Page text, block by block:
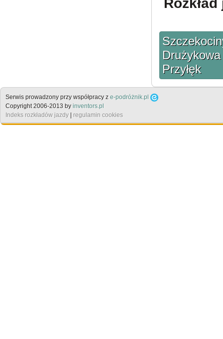
Przyłęk
Serwis prowadzony przy współpracy z e-podróżnik.pl
Copyright 2006-2013 by inventors.pl
Indeks rozkładów jazdy | regulamin cookies